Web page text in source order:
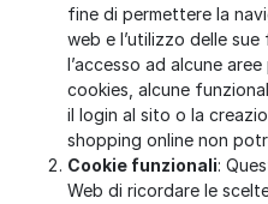
fine di permettere la
web e l’utilizzo delle
l’accesso ad alcune
cookies, alcune
il login al sito o la
shopping online non
Cookie funzionali:
Web di ricordare le